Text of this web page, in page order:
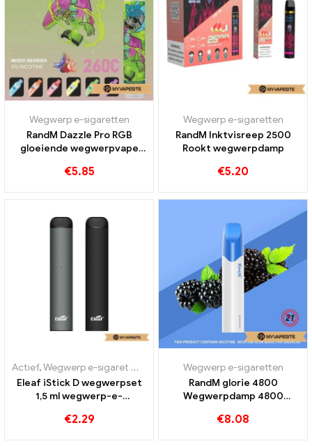
Wegwerp e-sigaretten
RandM Dazzle Pro RGB
gloeiende wegwerpvape
€5.85
Wegwerp e-sigaretten
RandM Inktvisreep 2500
Rookt wegwerpdamp
€5.20
Actief,Wegwerp e-sigaret met nicotine ,Wegwerp e-sigaretten
Eleaf iStick D wegwerpset
1,5 ml wegwerp-e-
aangepast
€2.29
Wegwerp e-sigaretten
RandM glorie 4800
Wegwerpdamp 4800
€8.08